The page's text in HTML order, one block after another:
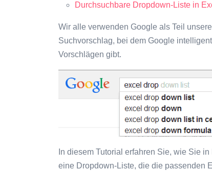
Durchsuchbare Dropdown-Liste in
Wir alle verwenden Google als Teil
Suchvorschlag, bei dem Google
Vorschlägen gibt.
In diesem Tutorial erfahren Sie, wie Sie
eine Dropdown-Liste, die die passenden